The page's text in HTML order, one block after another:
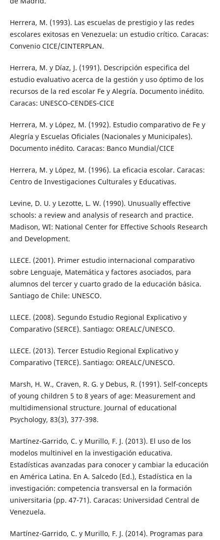
Herrera, M. (1993). Las escuelas de prestigio y las redes
escolares exitosas en Venezuela: un estudio crítico. Caracas:
Convenio CICE/CINTERPLAN.
Herrera, M. y Díaz, J. (1991). Descripción especifica del
estudio evaluativo acerca de la gestión y uso óptimo de los
recursos de la red escolar Fe y Alegría. Documento inédito.
Caracas: UNESCO-CENDES-CICE
Herrera, M. y López, M. (1992). Estudio comparativo de Fe y
Alegría y Escuelas Oficiales (Nacionales y Municipales).
Documento inédito. Caracas: Banco Mundial/CICE
Herrera, M. y López, M. (1996). La eficacia escolar. Caracas:
Centro de Investigaciones Culturales y Educativas.
Levine, D. U. y Lezotte, L. W. (1990). Unusually effective
schools: a review and analysis of research and practice.
Madison, WI: National Center for Effective Schools Research
and Development.
LLECE. (2001). Primer estudio internacional comparativo
sobre Lenguaje, Matemática y factores asociados, para
alumnos del tercer y cuarto grado de la educación básica.
Santiago de Chile: UNESCO.
LLECE. (2008). Segundo Estudio Regional Explicativo y
Comparativo (SERCE). Santiago: OREALC/UNESCO.
LLECE. (2013). Tercer Estudio Regional Explicativo y
Comparativo (TERCE). Santiago: OREALC/UNESCO.
Marsh, H. W., Craven, R. G. y Debus, R. (1991). Self-concepts
of young children 5 to 8 years of age: Measurement and
multidimensional structure. Journal of educational
Psychology, 83(3), 377-398.
Martínez-Garrido, C. y Murillo, F. J. (2013). El uso de los
modelos multinivel en la investigación educativa.
Estadísticas avanzadas para conocer y cambiar la educación
en América Latina. En A. Salcedo (Ed.), Estadística en la
investigación: competencia transversal en la formación
universitaria (pp. 47-71). Caracas: Universidad Central de
Venezuela.
Martínez-Garrido, C. y Murillo, F. J. (2014). Programas para